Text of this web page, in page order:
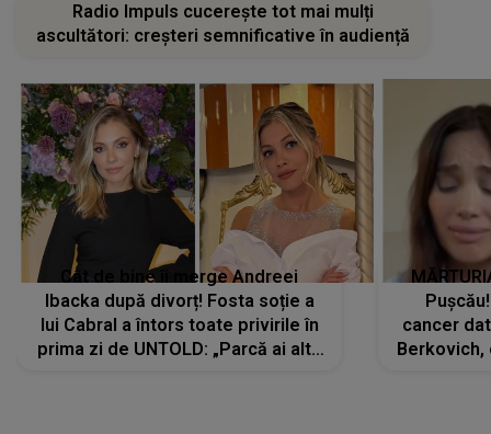
Radio Impuls cucerește tot mai mulți
ascultători: creșteri semnificative în audiență
Cât de bine îi merge Andreei
Ibacka după divorț! Fosta soție a
lui Cabral a întors toate privirile în
prima zi de UNTOLD: „Parcă ai altă
cancer